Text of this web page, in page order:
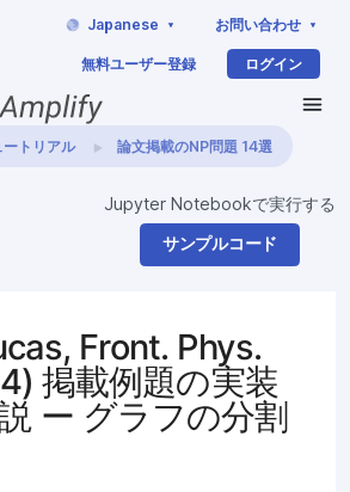
Japanese お問い合わせ
無料ユーザー登録 ログイン
トリアル 論文掲載のNP問題 14選
Jupyter Notebookで実行する
サンプルコード
Front. Phys.
掲載例題の実装
ー グラフの分割